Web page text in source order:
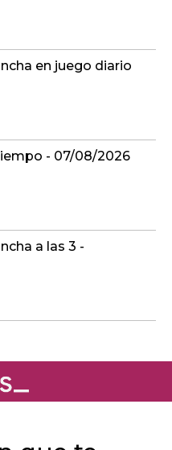
en juego diario
- 07/08/2026
a las 3 -